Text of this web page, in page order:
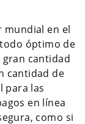
mundial en el
óptimo de
cantidad
cantidad de
para las
en línea
como si